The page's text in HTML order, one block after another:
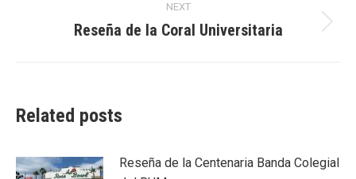
navigation
NEXT
Next
Reseña de la Coral Universitaria
Related posts
Reseña de la Centenaria Banda Colegial